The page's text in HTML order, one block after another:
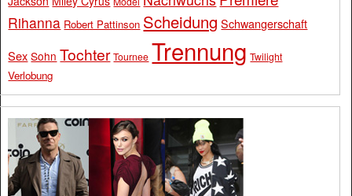
Rihanna Robert Pattinson Scheidung Schwangerschaft
Sex Sohn Tochter Tournee Trennung Twilight
Verlobung